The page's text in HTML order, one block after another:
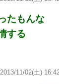
たもんな
する
2013/11/02(土)